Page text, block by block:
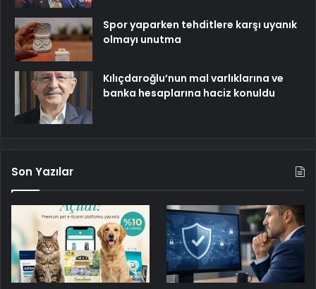
Spor yaparken tehditlere karşı uyanık
olmayı unutma
Kılıçdaroğlu’nun mal varlıklarına ve
banka hesaplarına haciz konuldu
Son Yazılar